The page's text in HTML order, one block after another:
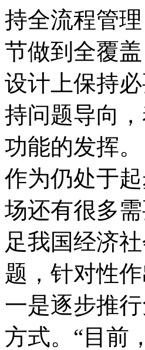
持全流程管
节做到全覆
设计上保持
持问题导向
功能的发挥。
作为仍处于
场还有很多
足我国经济
题，针对性
一是逐步推
方式。“目前